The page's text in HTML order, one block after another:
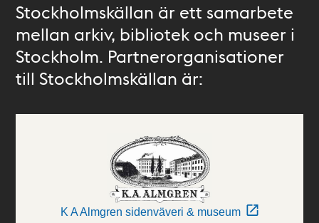
Stockholmskällan är ett samarbete
mellan arkiv, bibliotek och museer i
Stockholm. Partnerorganisationer
till Stockholmskällan är:
K A Almgren sidenväveri & museum